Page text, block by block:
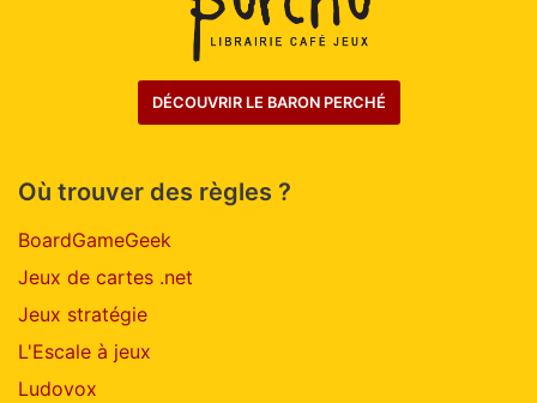
DÉCOUVRIR LE BARON PERCHÉ
Où trouver des règles ?
BoardGameGeek
Jeux de cartes .net
Jeux stratégie
L'Escale à jeux
Ludovox